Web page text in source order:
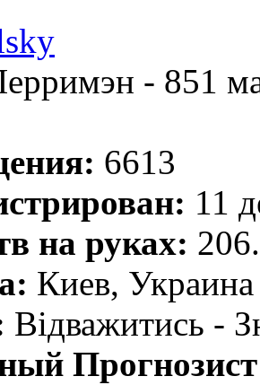
- 851
6613
11
на руках:
Киев, Украина
Відважитись -